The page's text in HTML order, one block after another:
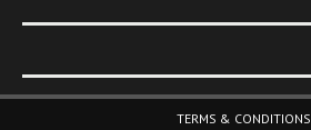
TERMS & CONDITIONS